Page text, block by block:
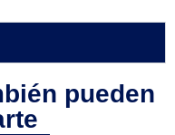
pueden